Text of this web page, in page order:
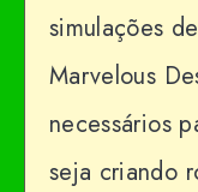
simulações
Marvelous
necessários
seja criando